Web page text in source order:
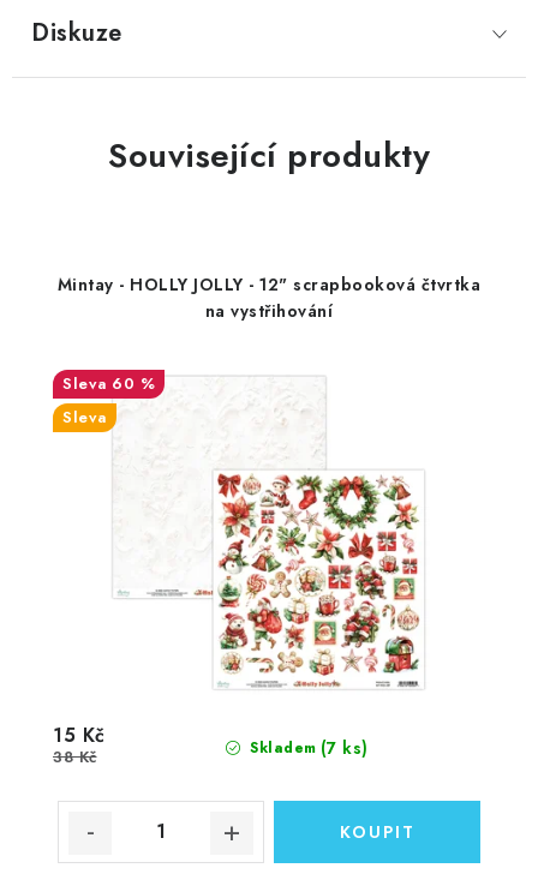
Diskuze
Související produkty
Mintay - HOLLY JOLLY - 12" scrapbooková čtvrtka
na vystřihování
60 %
Sleva
Skladem (7 ks)
15 Kč
38 Kč